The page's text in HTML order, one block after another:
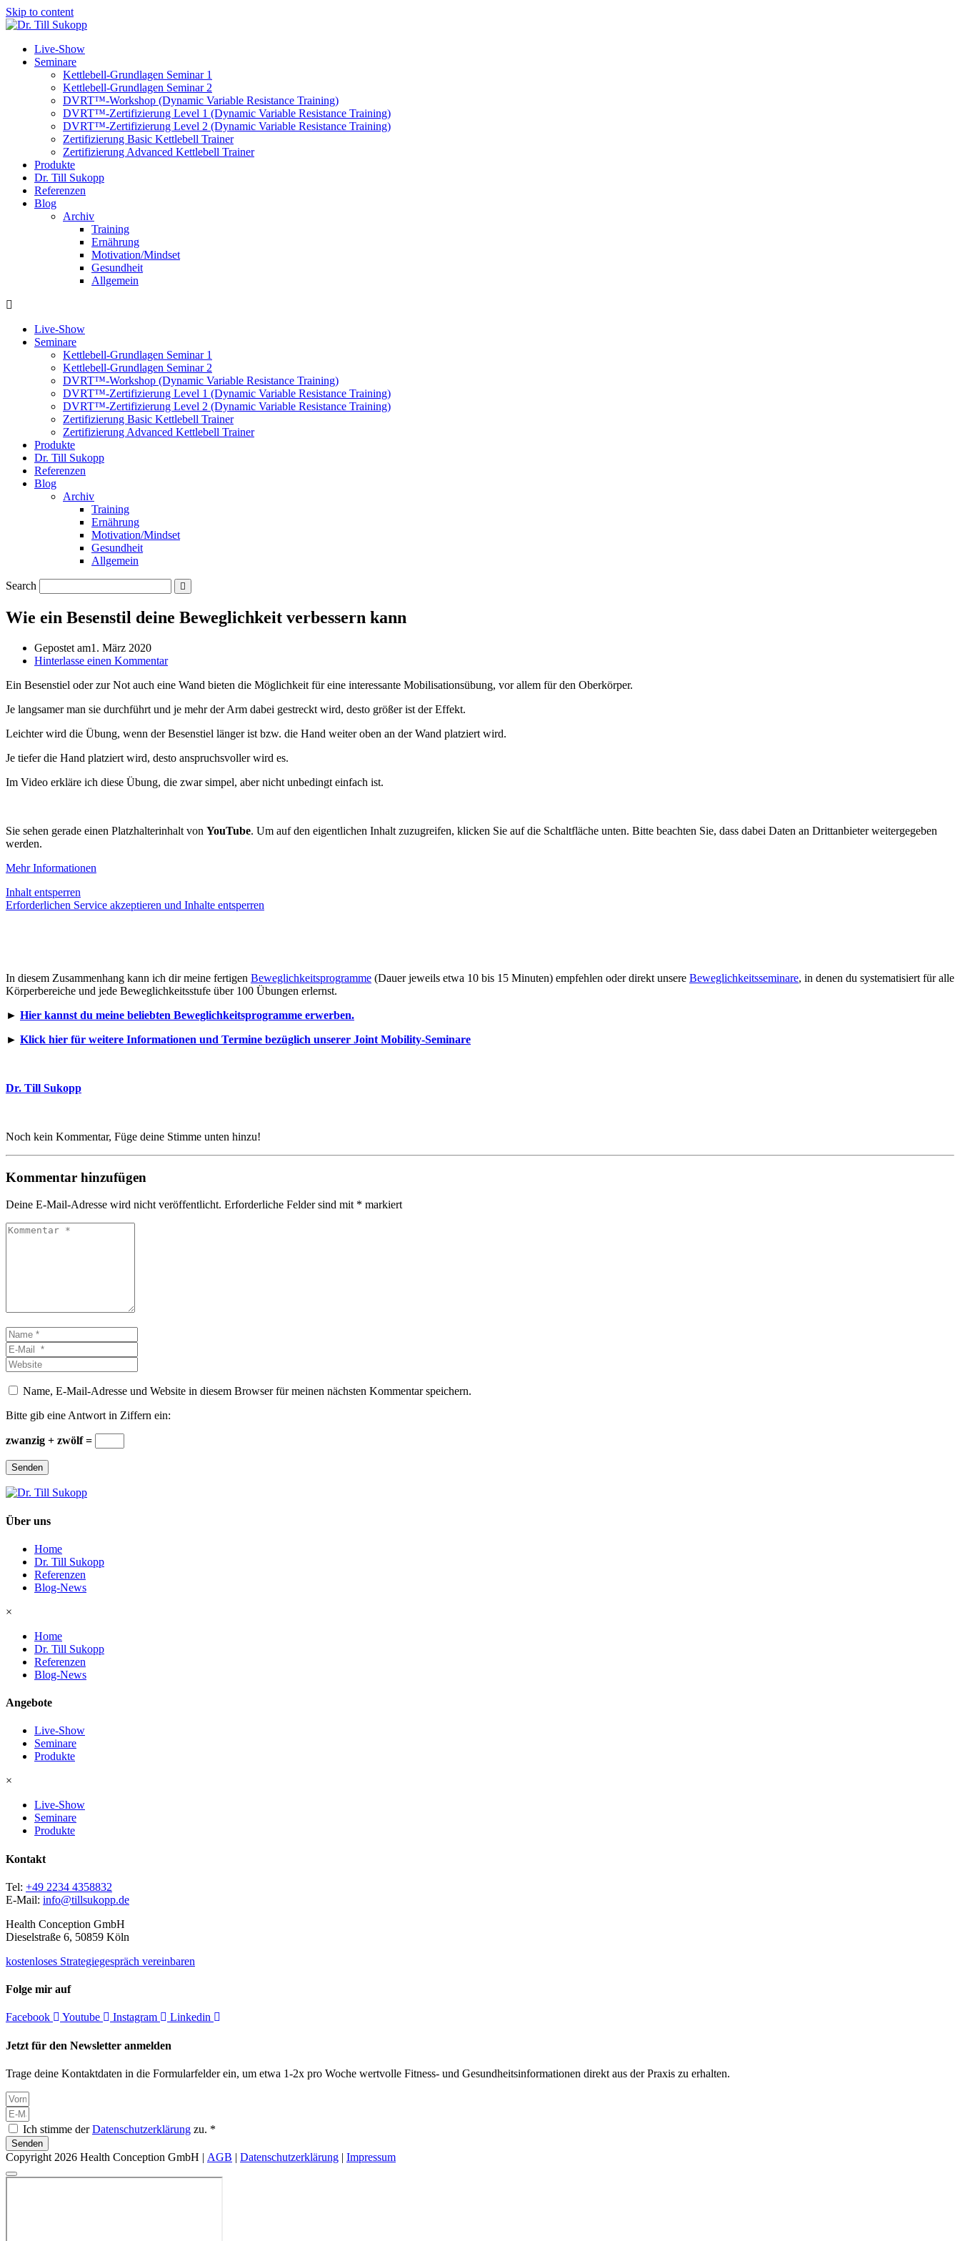
Skip to content
Live-Show
Seminare
Kettlebell-Grundlagen Seminar 1
Kettlebell-Grundlagen Seminar 2
DVRT™-Workshop (Dynamic Variable Resistance Training)
DVRT™-Zertifizierung Level 1 (Dynamic Variable Resistance Training)
DVRT™-Zertifizierung Level 2 (Dynamic Variable Resistance Training)
Zertifizierung Basic Kettlebell Trainer
Zertifizierung Advanced Kettlebell Trainer
Produkte
Dr. Till Sukopp
Referenzen
Blog
Archiv
Training
Ernährung
Motivation/Mindset
Gesundheit
Allgemein
Live-Show
Seminare
Kettlebell-Grundlagen Seminar 1
Kettlebell-Grundlagen Seminar 2
DVRT™-Workshop (Dynamic Variable Resistance Training)
DVRT™-Zertifizierung Level 1 (Dynamic Variable Resistance Training)
DVRT™-Zertifizierung Level 2 (Dynamic Variable Resistance Training)
Zertifizierung Basic Kettlebell Trainer
Zertifizierung Advanced Kettlebell Trainer
Produkte
Dr. Till Sukopp
Referenzen
Blog
Archiv
Training
Ernährung
Motivation/Mindset
Gesundheit
Allgemein
Search
Wie ein Besenstil deine Beweglichkeit verbessern kann
Gepostet am1. März 2020
Hinterlasse einen Kommentar
Ein Besenstiel oder zur Not auch eine Wand bieten die Möglichkeit für eine interessante Mobilisationsübung, vor allem für den Oberkörper.
Je langsamer man sie durchführt und je mehr der Arm dabei gestreckt wird, desto größer ist der Effekt.
Leichter wird die Übung, wenn der Besenstiel länger ist bzw. die Hand weiter oben an der Wand platziert wird.
Je tiefer die Hand platziert wird, desto anspruchsvoller wird es.
Im Video erkläre ich diese Übung, die zwar simpel, aber nicht unbedingt einfach ist.
Sie sehen gerade einen Platzhalterinhalt von YouTube. Um auf den eigentlichen Inhalt zuzugreifen, klicken Sie auf die Schaltfläche unten. Bitte beachten Sie, dass dabei Daten an Drittanbieter weitergegeben
werden.
Mehr Informationen
Inhalt entsperren
Erforderlichen Service akzeptieren und Inhalte entsperren
In diesem Zusammenhang kann ich dir meine fertigen Beweglichkeitsprogramme (Dauer jeweils etwa 10 bis 15 Minuten) empfehlen oder direkt unsere Beweglichkeitsseminare, in denen du systematisiert für alle
Körperbereiche und jede Beweglichkeitsstufe über 100 Übungen erlernst.
► Hier kannst du meine beliebten Beweglichkeitsprogramme erwerben.
► Klick hier für weitere Informationen und Termine bezüglich unserer Joint Mobility-Seminare
Dr. Till Sukopp
Noch kein Kommentar, Füge deine Stimme unten hinzu!
Kommentar hinzufügen
Deine E-Mail-Adresse wird nicht veröffentlicht. Erforderliche Felder sind mit * markiert
Kommentar
Name
*E-
Mail
*
Website
Name, E-Mail-Adresse und Website in diesem Browser für meinen nächsten Kommentar speichern.
Bitte gib eine Antwort in Ziffern ein:
zwanzig + zwölf =
Senden
Über uns
Home
Dr. Till Sukopp
Referenzen
Blog-News
×
Home
Dr. Till Sukopp
Referenzen
Blog-News
Angebote
Live-Show
Seminare
Produkte
×
Live-Show
Seminare
Produkte
Kontakt
Tel: +49 2234 4358832
E-Mail: info@tillsukopp.de
Health Conception GmbH
Dieselstraße 6, 50859 Köln
kostenloses Strategiegespräch vereinbaren
Folge mir auf
Facebook Youtube Instagram Linkedin
Jetzt für den Newsletter anmelden
Trage deine Kontaktdaten in die Formularfelder ein, um etwa 1-2x pro Woche wertvolle Fitness- und Gesundheitsinformationen direkt aus der Praxis zu erhalten.
Ich stimme derDatenschutzerklärung zu. *
Senden
Copyright 2026 Health Conception GmbH | AGB | Datenschutzerklärung | Impressum